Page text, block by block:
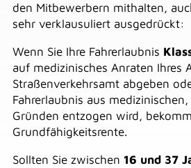
den Mitbewerbern mithalten,
sehr verklausuliert ausgedrückt:
Wenn Sie Ihre Fahrerlaubnis
auf medizinisches Anraten Ihres
Straßenverkehrsamt abgeben
Fahrerlaubnis aus
Gründen entzogen wird,
Grundfähigkeitsrente.
Sollten Sie zwischen 16 und 37